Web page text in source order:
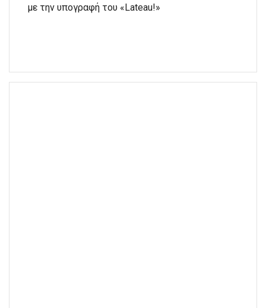
με την υπογραφή του «Lateau!»